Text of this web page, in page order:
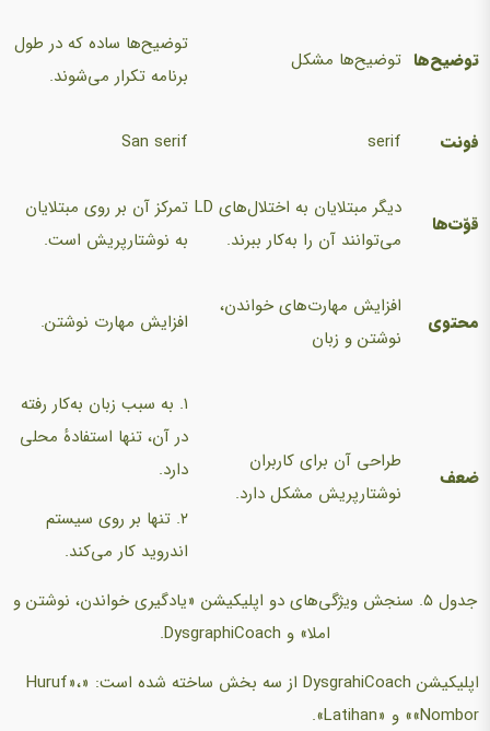
توضیح‌ها توضیح‌ها مشکل
توضیح‌ها ساده که در طول
برنامه تکرار می‌شوند.
فونت serif
San serif
قوّت‌ها
دیگر مبتلایان به اختلال‌های LD
می‌توانند آن را به‌کار ببرند.
تمرکز آن بر روی مبتلایان
به نوشتارپریش است.
محتوی
افزایش مهارت‌های خواندن،
نوشتن و زبان
افزایش مهارت نوشتن.
ضعف
طراحی آن برای کاربران
نوشتارپریش مشکل دارد.
۱. به سبب زبان به‌کار رفته
در آن، تنها استفادهٔ محلی
دارد.
۲. تنها بر روی سیستم
اندروید کار می‌کند.
جدول ۵. سنجش ویژگی‌های دو اپلیکیشن «یادگیری خواندن، نوشتن و
املا» و DysgraphiCoach.
اپلیکیشن DysgrahiCoach از سه بخش ساخته شده است: «Huruf»،
«Nombor» و «Latihan».